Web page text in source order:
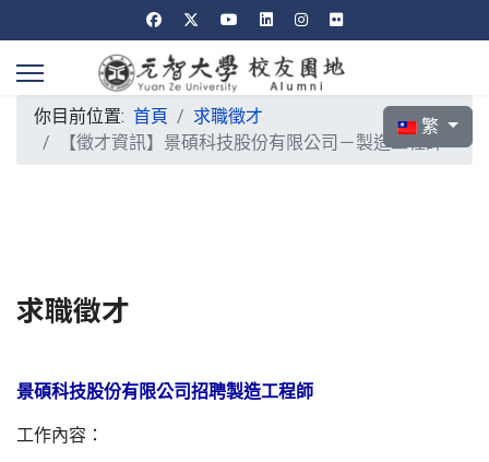
選擇你的語言
繁
你目前位置: 首頁
求職徵才
【徵才資訊】景碩科技股份有限公司－製造工程師
求職徵才
景碩科技股份有限公司招聘製造工程師
工作內容：